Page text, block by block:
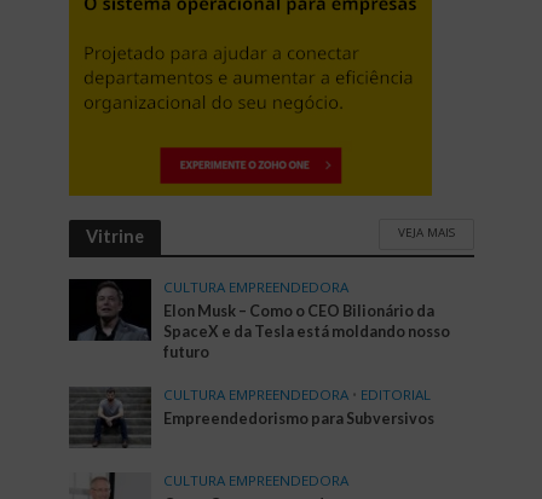
Vitrine VEJA MAIS
CULTURA EMPREENDEDORA
Elon Musk – Como o CEO Bilionário da
SpaceX e da Tesla está moldando nosso
futuro
CULTURA EMPREENDEDORA • EDITORIAL
Empreendedorismo para Subversivos
CULTURA EMPREENDEDORA